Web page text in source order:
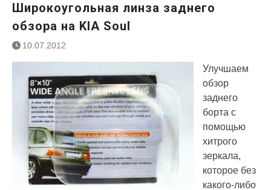
Широкоугольная линза заднего
обзора на KIA Soul
10.07.2012
Улучшаем
обзор
заднего
борта с
помощью
хитрого
зеркала,
которое без
какого-либо